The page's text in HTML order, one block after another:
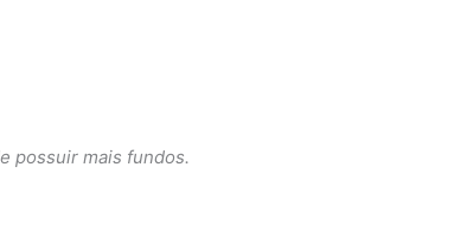
possuir mais fundos.